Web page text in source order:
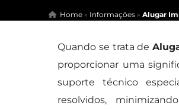
Home » Informações »Alugar
Quando se trata de
proporcionar uma
suporte técnico
resolvidos,